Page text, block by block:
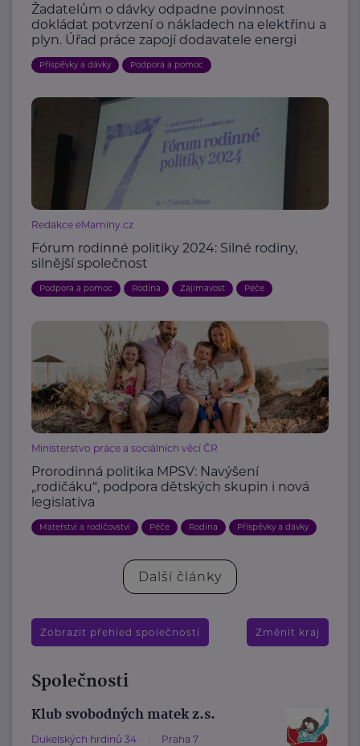
Žadatelům o dávky odpadne povinnost
dokládat potvrzení o nákladech na elektřinu a
plyn. Úřad práce zapojí dodavatele energi
Příspěvky a dávky Podpora a pomoc
Redakce eMaminy.cz
Fórum rodinné politiky 2024: Silné rodiny,
silnější společnost
Podpora a pomoc Rodina Zajímavost Péče
Ministerstvo práce a sociálních věcí ČR
Prorodinná politika MPSV: Navýšení
„rodičáku“, podpora dětských skupin i nová
legislativa
Mateřství a rodičovství Péče Rodina Příspěvky a dávky
Další články
Zobrazit přehled společností Změnit kraj
Společnosti
Klub svobodných matek z.s.
Dukelských hrdinů 34 Praha 7